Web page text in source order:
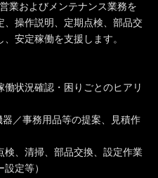
業およびメンテナンス業務を
操作説明、定期点検、部品交
安定稼働を支援します。
働状況確認・困りごとのヒアリ
器／事務用品等の提案、見積作
検、清掃、部品交換、設定作業
定等）